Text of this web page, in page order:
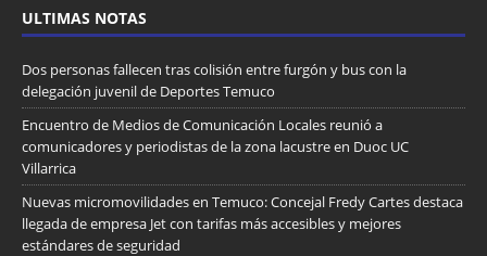
ULTIMAS NOTAS
Dos personas fallecen tras colisión entre furgón y bus con la
delegación juvenil de Deportes Temuco
Encuentro de Medios de Comunicación Locales reunió a
comunicadores y periodistas de la zona lacustre en Duoc UC
Villarrica
Nuevas micromovilidades en Temuco: Concejal Fredy Cartes destaca
llegada de empresa Jet con tarifas más accesibles y mejores
estándares de seguridad